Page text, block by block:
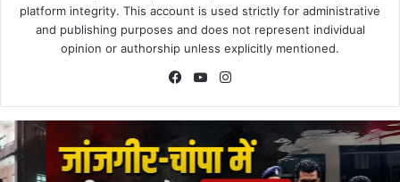
platform integrity. This account is used strictly for administrative
and publishing purposes and does not represent individual
opinion or authorship unless explicitly mentioned.
FacebookYouTube